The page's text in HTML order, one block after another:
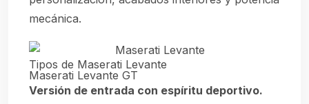
mecánica.
Tipos de Maserati Levante
Maserati Levante GT
Versión de entrada con espíritu deportivo.